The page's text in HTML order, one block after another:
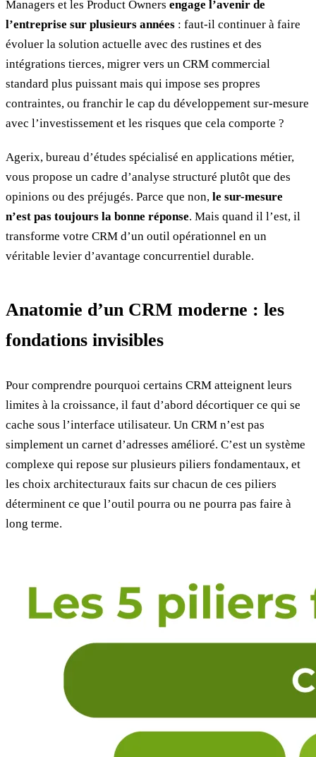
Managers et les Product Owners engage l’avenir de
l’entreprise sur plusieurs années : faut-il continuer à faire
évoluer la solution actuelle avec des rustines et des
intégrations tierces, migrer vers un CRM commercial
standard plus puissant mais qui impose ses propres
contraintes, ou franchir le cap du développement sur-mesure
avec l’investissement et les risques que cela comporte ?
Agerix, bureau d’études spécialisé en applications métier,
vous propose un cadre d’analyse structuré plutôt que des
opinions ou des préjugés. Parce que non, le sur-mesure
n’est pas toujours la bonne réponse. Mais quand il l’est, il
transforme votre CRM d’un outil opérationnel en un
véritable levier d’avantage concurrentiel durable.
Anatomie d’un CRM moderne : les
fondations invisibles
Pour comprendre pourquoi certains CRM atteignent leurs
limites à la croissance, il faut d’abord décortiquer ce qui se
cache sous l’interface utilisateur. Un CRM n’est pas
simplement un carnet d’adresses amélioré. C’est un système
complexe qui repose sur plusieurs piliers fondamentaux, et
les choix architecturaux faits sur chacun de ces piliers
déterminent ce que l’outil pourra ou ne pourra pas faire à
long terme.